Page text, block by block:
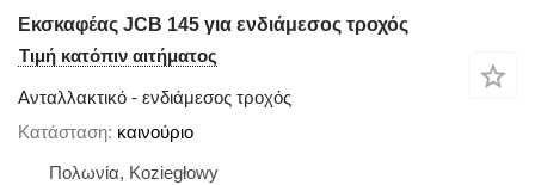
Εκσκαφέας JCB 145 για ενδιάμεσος τροχός
Τιμή κατόπιν αιτήματος
Ανταλλακτικό - ενδιάμεσος τροχός
Κατάσταση καινούριο
Πολωνία, Koziegłowy